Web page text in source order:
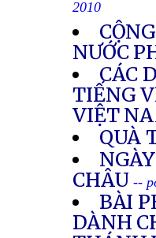
2010
NƯỚC
CÁC
TIẾNG
VIỆT
QUÀ
CHÂU --
BÀI
DÀNH